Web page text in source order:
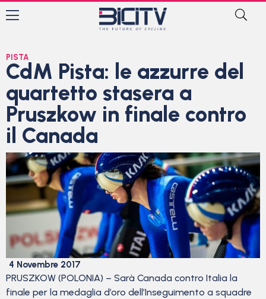
PISTA
CdM Pista: le azzurre del
quartetto stasera a
Pruszkow in finale contro
il Canada
4 Novembre 2017
PRUSZKOW (POLONIA) – Sarà Canada contro Italia la
finale per la medaglia d’oro dell’Inseguimento a squadre